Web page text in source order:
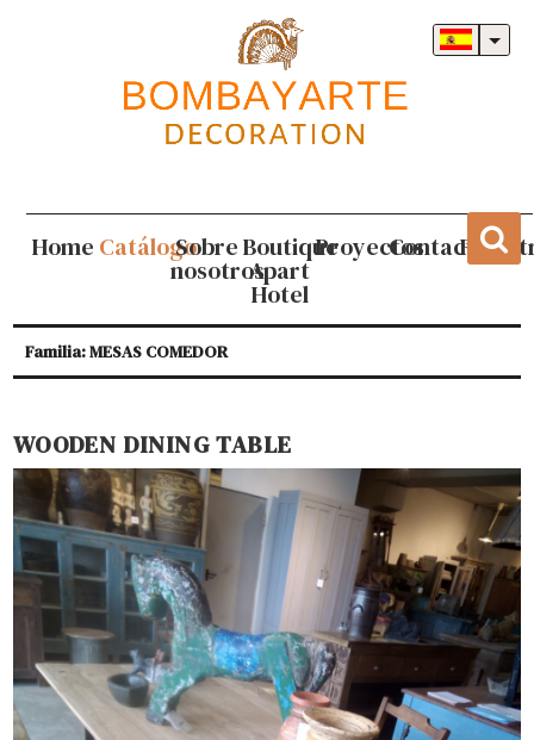
Home CatálogoSobre
nosotros
Boutique
Apart
Hotel
ProyectosContacto
Familia: MESAS COMEDOR
WOODEN DINING TABLE